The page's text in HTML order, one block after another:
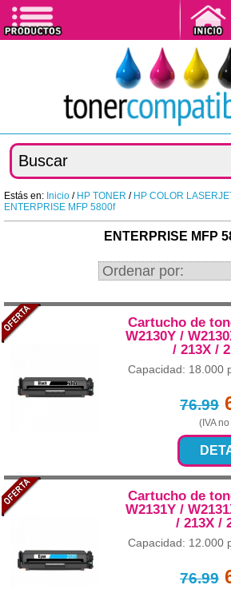
Estás en: Inicio / HP TONER / HP COLOR
ENTERPRISE MFP 5800f
ENTERPRISE MFP
Cartucho de
W2130Y /
/ 213X /
Capacidad: 18.000
76.99
(IVA
Cartucho de
W2131Y /
/ 213X /
Capacidad: 12.000
76.99